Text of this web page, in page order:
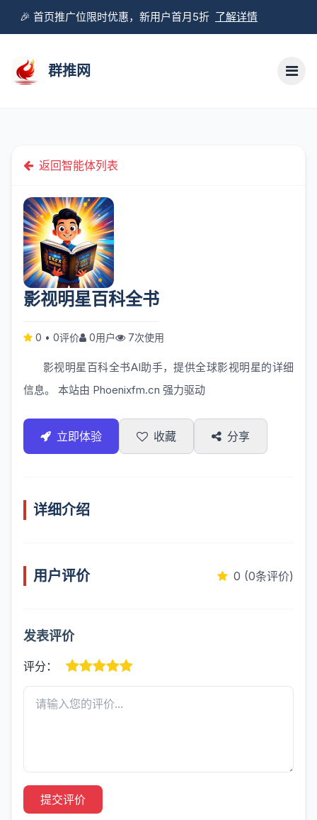
🎉 首页推广位限时优惠，新用户首月5折 了解详情
群推网
返回智能体列表
影视明星百科全书
0 • 0评价 0用户 7次使用
影视明星百科全书AI助手，提供全球影视明星的详细
信息。 本站由 Phoenixfm.cn 强力驱动
立即体验 收藏 分享
详细介绍
用户评价 0 (0条评价)
发表评价
评分：
提交评价